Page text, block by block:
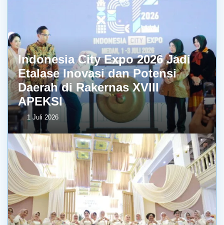
Indonesia City Expo 2026 Jadi
Etalase Inovasi dan Potensi
Daerah di Rakernas XVIII
APEKSI
1 Juli 2026